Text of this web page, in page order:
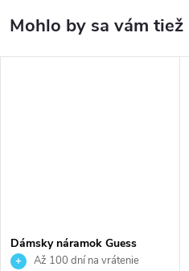
Dámsky náramok Guess
JUBB04549JWYGS
Až 100 dní na vrátenie